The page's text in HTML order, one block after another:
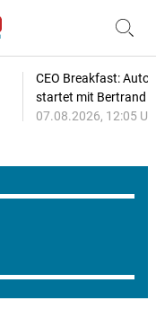
CEO Breakfast:
startet mit Bertrand
07.08.2026, 12:05